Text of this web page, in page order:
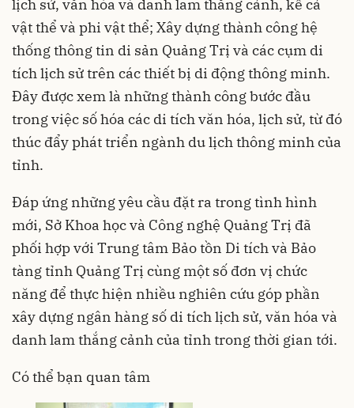
lịch sử, văn hóa và danh lam thắng cảnh, kể cả
vật thể và phi vật thể; Xây dựng thành công hệ
thống thông tin di sản Quảng Trị và các cụm di
tích lịch sử trên các thiết bị di động thông minh.
Đây được xem là những thành công bước đầu
trong việc số hóa các di tích văn hóa, lịch sử, từ đó
thúc đẩy phát triển ngành du lịch thông minh của
tỉnh.
Đáp ứng những yêu cầu đặt ra trong tình hình
mới, Sở Khoa học và Công nghệ Quảng Trị đã
phối hợp với Trung tâm Bảo tồn Di tích và Bảo
tàng tỉnh Quảng Trị cùng một số đơn vị chức
năng để thực hiện nhiều nghiên cứu góp phần
xây dựng ngân hàng số di tích lịch sử, văn hóa và
danh lam thắng cảnh của tỉnh trong thời gian tới.
Có thể bạn quan tâm